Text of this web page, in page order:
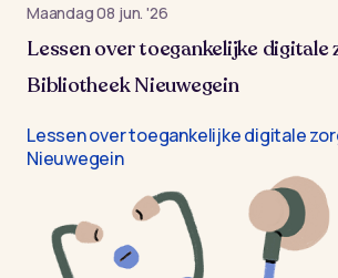
maandag 08 jun. '26
Lessen over toegankelijke digitale
Bibliotheek Nieuwegein
Lessen over toegankelijke digitale
Nieuwegein